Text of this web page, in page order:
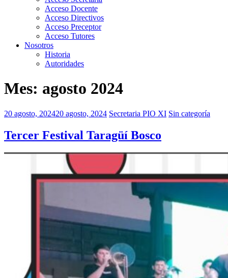
Acceso Docente
Acceso Directivos
Acceso Preceptor
Acceso Tutores
Nosotros
Historia
Autoridades
Mes: agosto 2024
20 agosto, 202420 agosto, 2024 Secretaria PIO XI Sin categoría
Tercer Festival Taragüí Bosco